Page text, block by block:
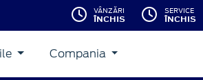
VÂNZĂRI
ÎNCHIS
SERVICE
ÎNCHIS
Compania